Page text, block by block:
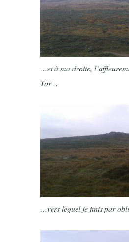
…et à ma droite,
Tor…
…vers lequel je finis par